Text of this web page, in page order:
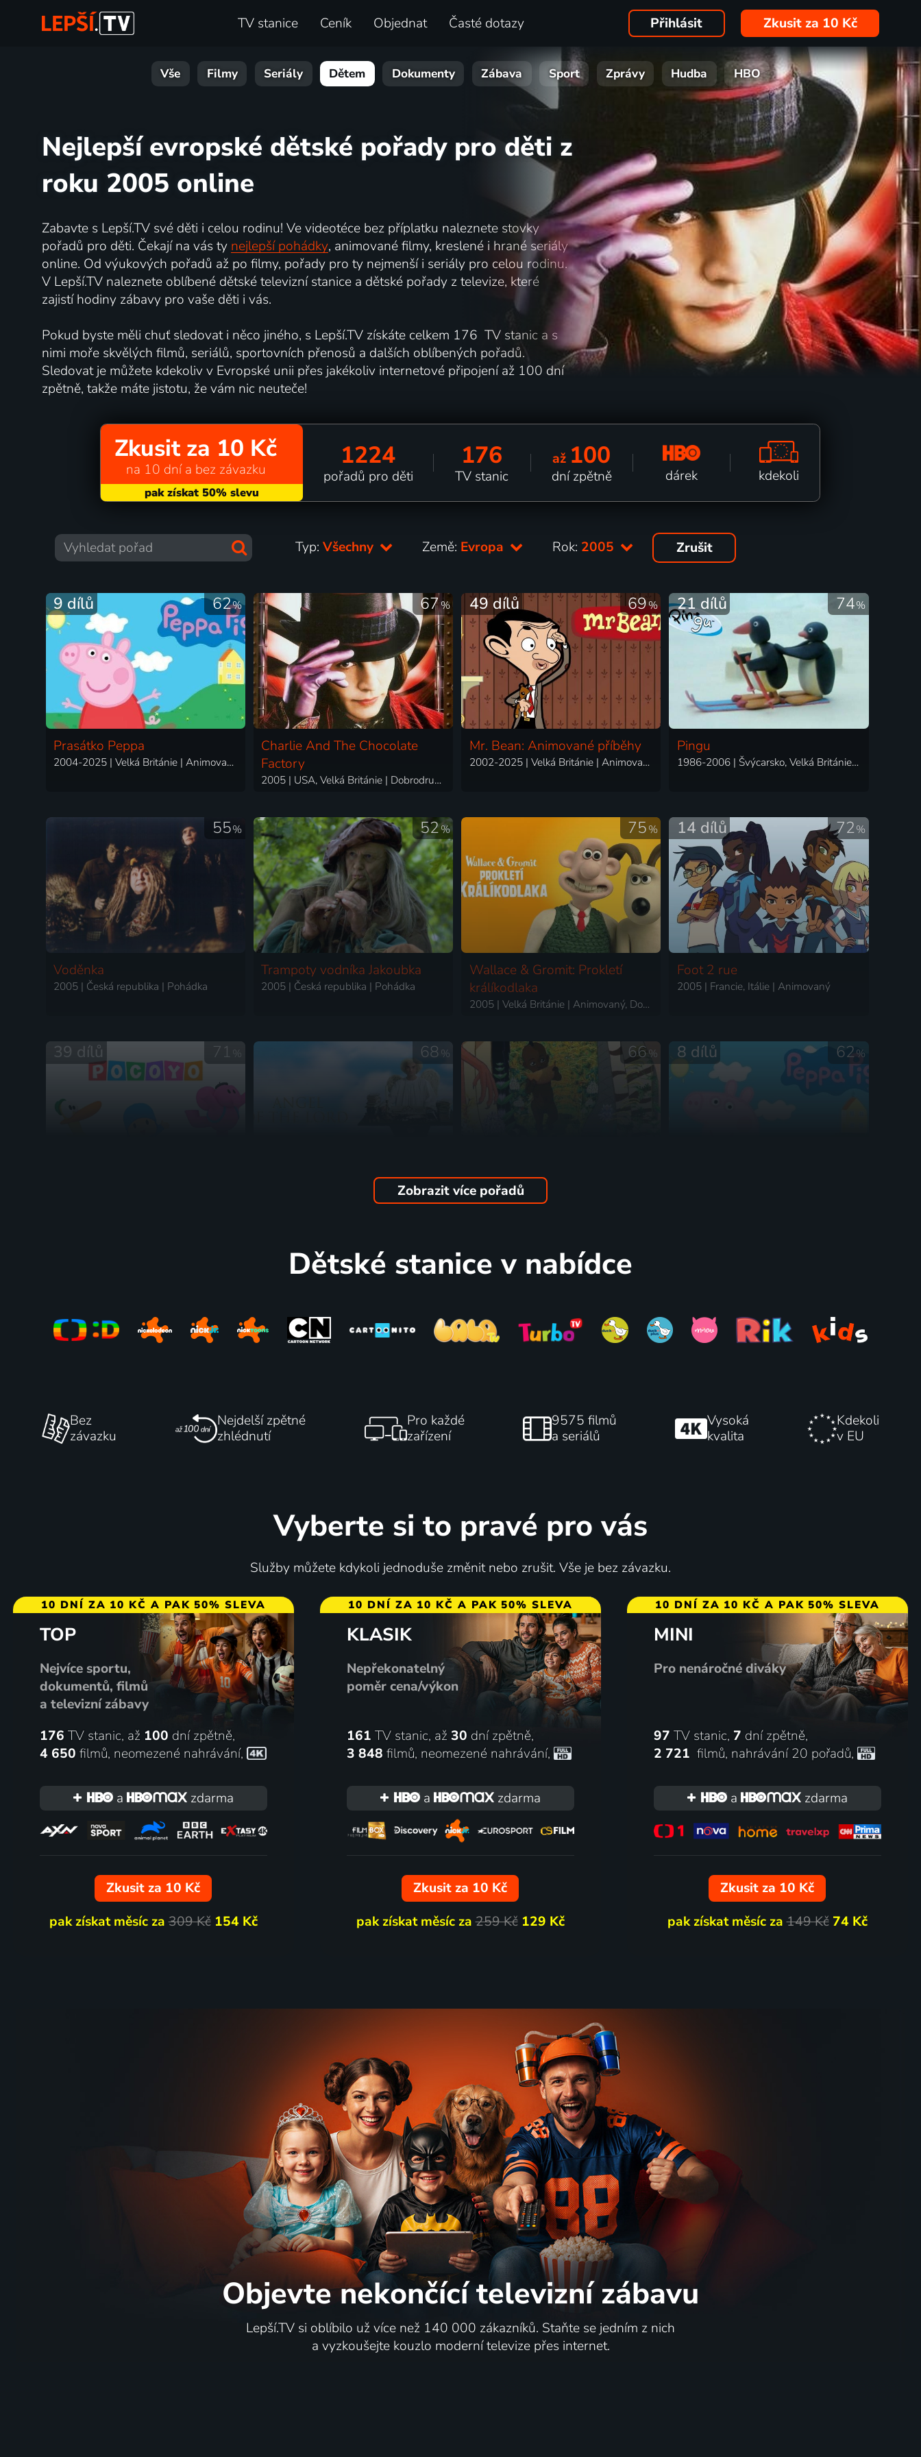
TV stanice Ceník Objednat Časté dotazy Přihlásit Zkusit za 10 Kč
Vše Filmy Seriály Dětem Dokumenty Zábava Sport Zprávy Hudba HBO
Nejlepší evropské dětské pořady pro děti z
roku 2005 online
Zabavte s Lepší.TV své děti i celou rodinu! Ve videotéce bez příplatku naleznete stovky
pořadů pro děti. Čekají na vás ty nejlepší pohádky, animované filmy, kreslené i hrané seriály
online. Od výukových pořadů až po filmy, pořady pro ty nejmenší i seriály pro celou rodinu.
V Lepší.TV naleznete oblíbené dětské televizní stanice a dětské pořady z televize, které
zajistí hodiny zábavy pro vaše děti i vás.
Pokud byste měli chuť sledovat i něco jiného, s Lepší.TV získáte celkem 176 TV stanic a s
nimi moře skvělých filmů, seriálů, sportovních přenosů a dalších oblíbených pořadů.
Sledovat je můžete kdekoliv v Evropské unii přes jakékoliv internetové připojení až 100 dní
zpětně, takže máte jistotu, že vám nic neuteče!
Zkusit za 10 Kč
na 10 dní a bez závazku 1224
pořadů pro děti
176
TV stanic
až 100
dní zpětně dárek kdekoli
Typ:Všechny Země: Evropa Rok: 2005 Zrušit
62%
9 dílů
Prasátko Peppa
2004-2025 | Velká Británie | Animovaný, Dobrodružný, Komedie, Rodinný
67%
Charlie And The Chocolate
Factory
2005 | USA, Velká Británie | Dobrodružný, Fantasy, Komedie, Muzikály, Rodinný
69%
49 dílů
Mr. Bean: Animované příběhy
2002-2025 | Velká Británie | Animovaný, Komedie, Rodinný
74%
21 dílů
Pingu
1986-2006 | Švýcarsko, Velká Británie | Animovaný, Rodinný
55%
Voděnka
2005 | Česká republika | Pohádka
52%
Trampoty vodníka Jakoubka
2005 | Česká republika | Pohádka
75%
Wallace & Gromit: Prokletí
králíkodlaka
2005 | Velká Británie | Animovaný, Dobrodružný, Komedie, Rodinný
72%
14 dílů
Foot 2 rue
2005 | Francie, Itálie | Animovaný
71 %
39 dílů 68% 66%
Kirikou v divočině
62%
8 dílů
Zobrazit více pořadů
Dětské stanice v nabídce
Bez
závazku
Nejdelší zpětné
zhlédnutí
Pro každé
zařízení
9575 filmů
a seriálů
Vysoká
kvalita
Kdekoli
v EU
Vyberte si to pravé pro vás
Služby můžete kdykoli jednoduše změnit nebo zrušit. Vše je bez závazku.
10 DNÍ ZA 10 KČ A PAK 50% SLEVA
TOP
Nejvíce sportu,
dokumentů, filmů
a televizní zábavy
176 TV stanic, až 100 dní zpětně,
4 650 filmů, neomezené nahrávání,
a zdarma
Zkusit za 10 Kč
pak získat měsíc za309 Kč 154 Kč
10 DNÍ ZA 10 KČ A PAK 50% SLEVA
KLASIK
Nepřekonatelný
poměr cena/výkon
161 TV stanic, až 30 dní zpětně,
3 848 filmů, neomezené nahrávání,
a zdarma
Zkusit za 10 Kč
pak získat měsíc za259 Kč 129 Kč
10 DNÍ ZA 10 KČ A PAK 50% SLEVA
MINI
Pro nenáročné diváky
97 TV stanic, 7 dní zpětně,
2 721 filmů, nahrávání 20 pořadů,
a zdarma
Zkusit za 10 Kč
pak získat měsíc za149 Kč 74 Kč
Objevte nekončící televizní zábavu
Lepší.TV si oblíbilo už více než 140 000 zákazníků. Staňte se jedním z nich
a vyzkoušejte kouzlo moderní televize přes internet.